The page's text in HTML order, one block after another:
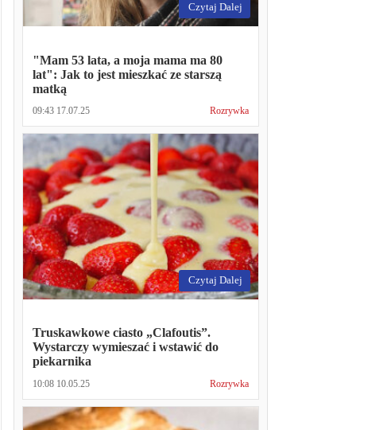
Czytaj Dalej
"Mam 53 lata, a moja mama ma 80
lat": Jak to jest mieszkać ze starszą
matką
09:43 17.07.25 Rozrywka
Czytaj Dalej
Truskawkowe ciasto „Clafoutis”.
Wystarczy wymieszać i wstawić do
piekarnika
10:08 10.05.25 Rozrywka